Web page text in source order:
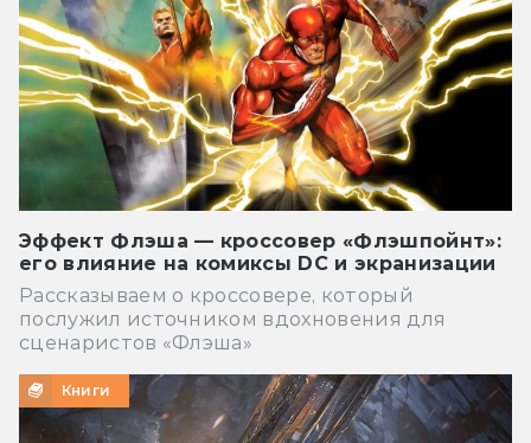
Эффект Флэша — кроссовер «Флэшпойнт»:
его влияние на комиксы DC и экранизации
Рассказываем о кроссовере, который
послужил источником вдохновения для
сценаристов «Флэша»
Книги